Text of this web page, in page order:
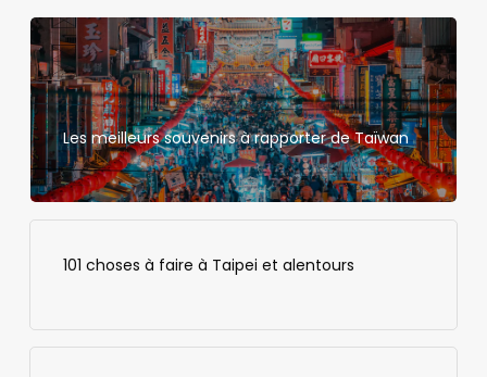
Les meilleurs souvenirs à rapporter de Taïwan
101 choses à faire à Taipei et alentours